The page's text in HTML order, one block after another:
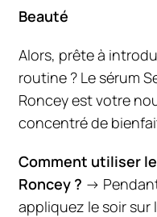
Beauté
Alors, prête à
routine ? Le sérum
Roncey est votre
concentré de
Comment utiliser
Roncey ? →
appliquez le soir sur